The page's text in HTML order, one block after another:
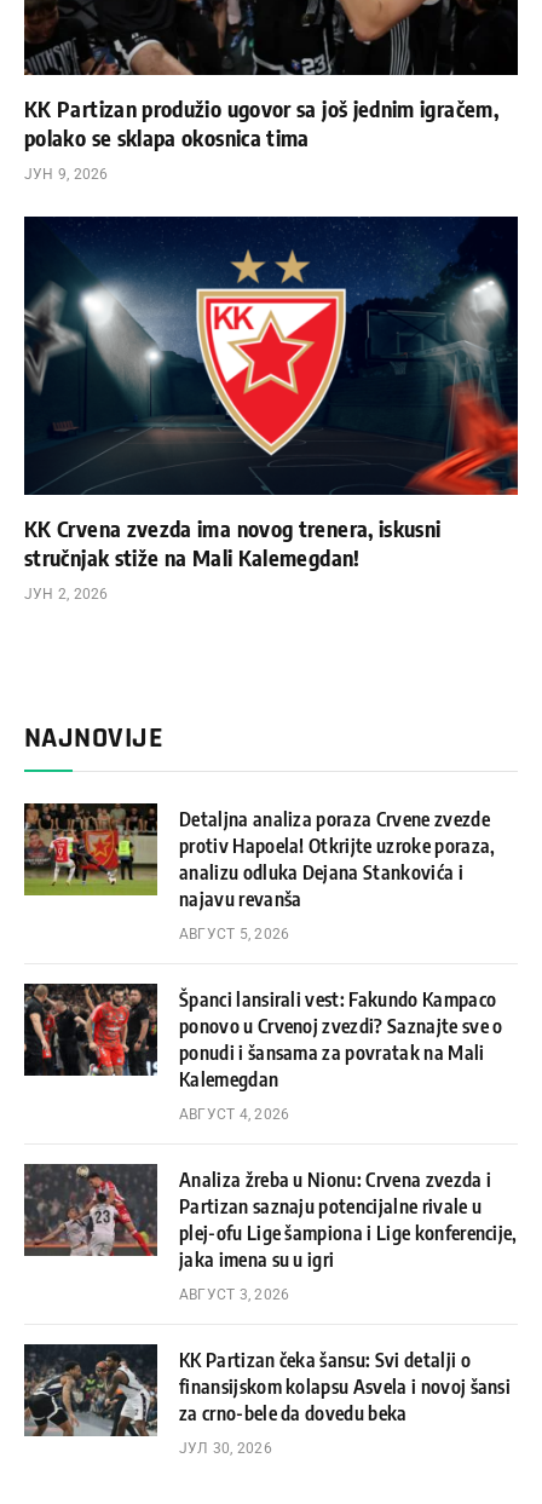
KK Partizan produžio ugovor sa još jednim igračem,
polako se sklapa okosnica tima
ЈУН 9, 2026
KK Crvena zvezda ima novog trenera, iskusni
stručnjak stiže na Mali Kalemegdan!
ЈУН 2, 2026
NAJNOVIJE
Detaljna analiza poraza Crvene zvezde
protiv Hapoela! Otkrijte uzroke poraza,
analizu odluka Dejana Stankovića i
najavu revanša
АВГУСТ 5, 2026
Španci lansirali vest: Fakundo Kampaco
ponovo u Crvenoj zvezdi? Saznajte sve o
ponudi i šansama za povratak na Mali
Kalemegdan
АВГУСТ 4, 2026
Analiza žreba u Nionu: Crvena zvezda i
Partizan saznaju potencijalne rivale u
plej-ofu Lige šampiona i Lige konferencije,
jaka imena su u igri
АВГУСТ 3, 2026
KK Partizan čeka šansu: Svi detalji o
finansijskom kolapsu Asvela i novoj šansi
za crno-bele da dovedu beka
ЈУЛ 30, 2026